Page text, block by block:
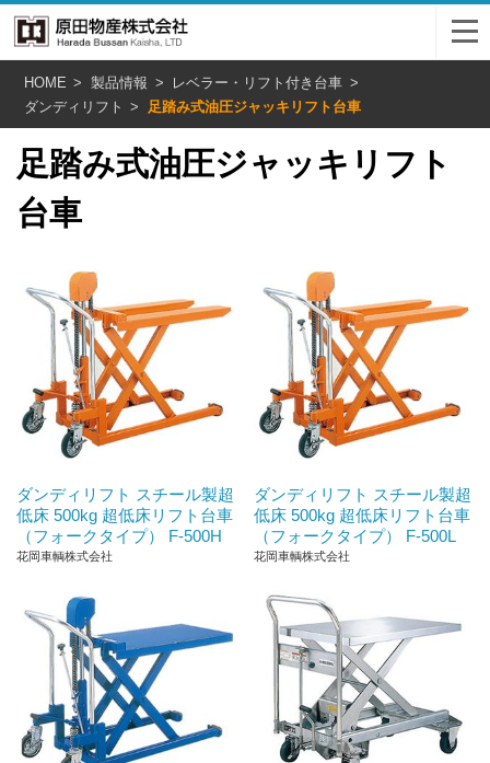
HOME 製品情報
レベラー・リフト付き台車
ダンディリフト
足踏み式油圧ジャッキリフト台車
足踏み式油圧ジャッキリフト
台車
ダンディリフト スチール製超
低床 500kg 超低床リフト台車
（フォークタイプ） F-500H
花岡車輌株式会社
ダンディリフト スチール製超
低床 500kg 超低床リフト台車
（フォークタイプ） F-500L
花岡車輌株式会社